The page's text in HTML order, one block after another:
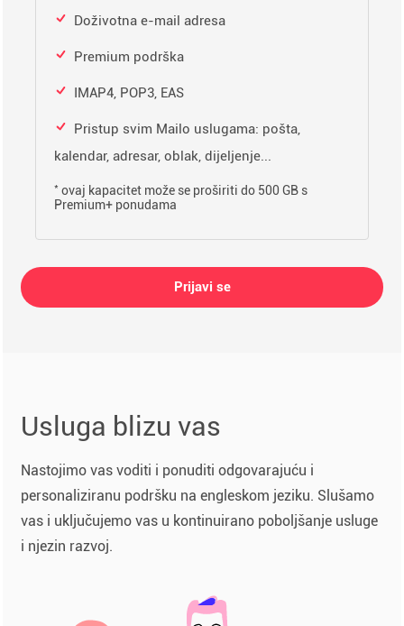
Doživotna e-mail adresa
Premium podrška
IMAP4, POP3, EAS
Pristup svim Mailo uslugama: pošta,
kalendar, adresar, oblak, dijeljenje...
* ovaj kapacitet može se proširiti do 500 GB s
Premium+ ponudama
Prijavi se
Usluga blizu vas
Nastojimo vas voditi i ponuditi odgovarajuću i
personaliziranu podršku na engleskom jeziku. Slušamo
vas i uključujemo vas u kontinuirano poboljšanje usluge
i njezin razvoj.